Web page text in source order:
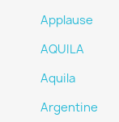
Applause
AQUILA
Aquila
Argentine